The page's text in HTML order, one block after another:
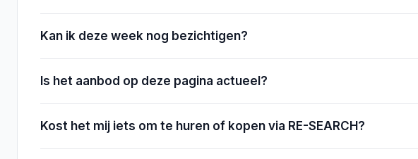
Kan ik deze week nog bezichtigen?
Is het aanbod op deze pagina actueel?
Kost het mij iets om te huren of kopen via RE-SEARCH?